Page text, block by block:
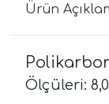
Ürün
Ölçüleri: